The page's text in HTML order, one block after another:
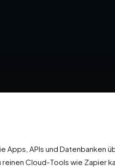
APIs und Datenbanken
Cloud-Tools wie Zapier